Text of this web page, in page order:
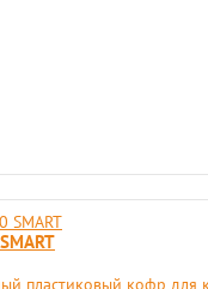
пластиковый кофр для